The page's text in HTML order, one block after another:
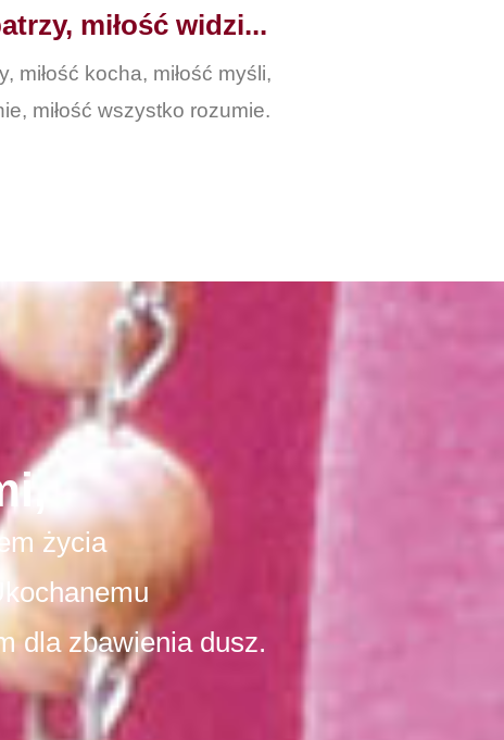
miłość widzi...
miłość kocha, miłość myśli,
miłość wszystko rozumie.
życia
dla zbawienia dusz.